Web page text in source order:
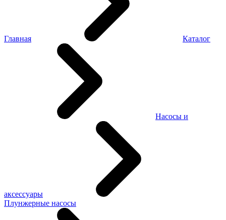
Главная Каталог
Насосы и
аксессуары
Плунжерные насосы